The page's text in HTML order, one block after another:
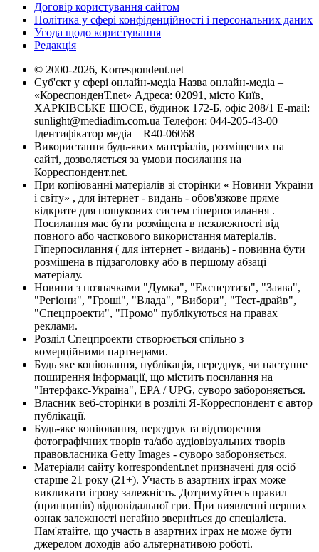
Договір користування сайтом
Політика у сфері конфіденційності і персональних даних
Угода щодо користування
Редакція
© 2000-2026, Korrespondent.net
Суб'єкт у сфері онлайн-медіа Назва онлайн-медіа –
«КореспонденТ.net» Адреса: 02091, місто Київ,
ХАРКІВСЬКЕ ШОСЕ, будинок 172-Б, офіс 208/1 E-mail:
sunlight@mediadim.com.ua Телефон: 044-205-43-00
Ідентифікатор медіа – R40-06068
Використання будь-яких матеріалів, розміщених на
сайті, дозволяється за умови посилання на
Корреспондент.net.
При копіюванні матеріалів зі сторінки « Новини України
і світу» , для інтернет - видань - обов'язкове пряме
відкрите для пошукових систем гіперпосилання .
Посилання має бути розміщена в незалежності від
повного або часткового використання матеріалів.
Гіперпосилання ( для інтернет - видань) - повинна бути
розміщена в підзаголовку або в першому абзаці
матеріалу.
Новини з позначками "Думка", "Експертиза", "Заява",
"Регіони", "Гроші", "Влада", "Вибори", "Тест-драйв",
"Спецпроекти", "Промо" публікуються на правах
реклами.
Розділ Спецпроекти створюється спільно з
комерційними партнерами.
Будь яке копіювання, публікація, передрук, чи наступне
поширення інформації, що містить посилання на
"Інтерфакс-Україна", EPA / UPG, суворо забороняється.
Власник веб-сторінки в розділі Я-Корреспондент є автор
публікації.
Будь-яке копіювання, передрук та відтворення
фотографічних творів та/або аудіовізуальних творів
правовласника Getty Images - суворо забороняється.
Матеріали сайту korrespondent.net призначені для осіб
старше 21 року (21+). Участь в азартних іграх може
викликати ігрову залежність. Дотримуйтесь правил
(принципів) відповідальної гри. При виявленні перших
ознак залежності негайно зверніться до спеціаліста.
Пам'ятайте, що участь в азартних іграх не може бути
джерелом доходів або альтернативою роботі.